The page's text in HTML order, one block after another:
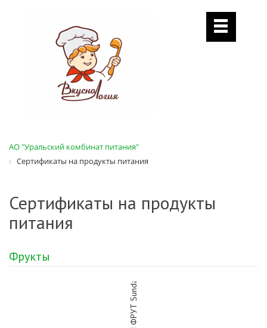
АО "Уральский комбинат питания"
Сертификаты на продукты питания
Сертификаты на продукты
питания
Фрукты